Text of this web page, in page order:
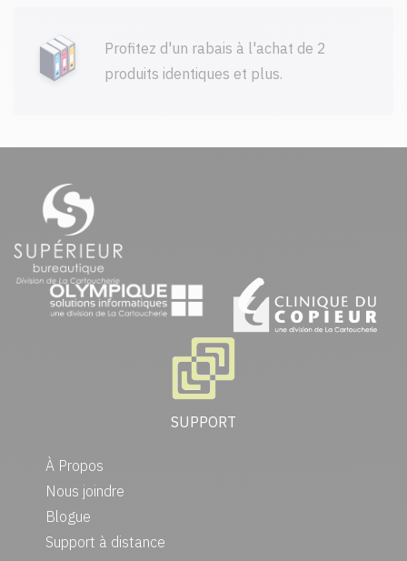
Profitez d'un rabais à l'achat de 2
produits identiques et plus.
SUPPORT
À Propos
Nous joindre
Blogue
Support à distance